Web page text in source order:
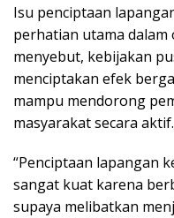
Isu penciptaan
perhatian utama
menyebut, kebijakan
menciptakan efek
mampu mendorong
masyarakat secara aktif.
“Penciptaan lapangan
sangat kuat karena
supaya melibatkan